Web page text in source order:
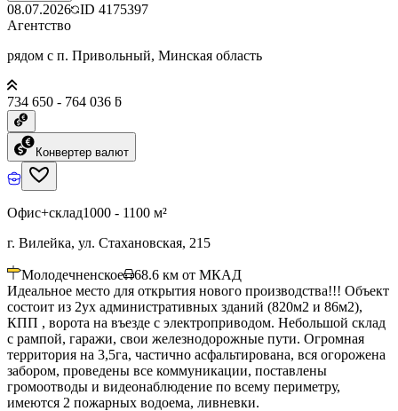
08.07.2026 ID 4175397
Агентство
рядом с п. Привольный, Минская область
734 650 - 764 036 ƃ
Конвертер валют
Офис+склад1000 - 1100 м²
г. Вилейка, ул. Стахановская, 215
Молодечненское 68.6 км от МКАД
Идеальное место для открытия нового производства!!! Объект
состоит из 2ух административных зданий (820м2 и 86м2),
КПП , ворота на въезде с электроприводом. Небольшой склад
с рампой, гаражи, свои железнодорожные пути. Огромная
территория на 3,5га, частично асфальтирована, вся огорожена
забором, проведены все коммуникации, поставлены
громоотводы и видеонаблюдение по всему периметру,
имеются 2 пожарных водоема, ливневки.